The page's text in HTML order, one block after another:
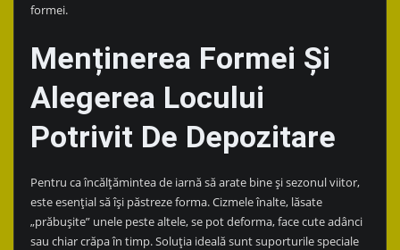
formei.
Menținerea Formei Și
Alegerea Locului
Potrivit De Depozitare
Pentru ca încălțămintea de iarnă să arate bine și sezonul viitor,
este esențial să își păstreze forma. Cizmele înalte, lăsate
„prăbușite” unele peste altele, se pot deforma, face cute adânci
sau chiar crăpa în timp. Soluția ideală sunt suporturile speciale